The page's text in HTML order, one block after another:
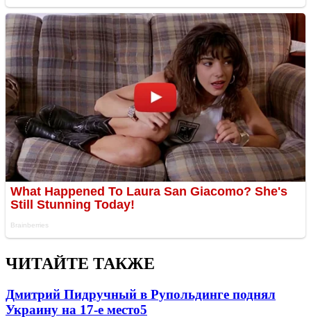
ЧИТАЙТЕ ТАКЖЕ
Дмитрий Пидручный в Рупольдинге поднял
Украину на 17-е место5